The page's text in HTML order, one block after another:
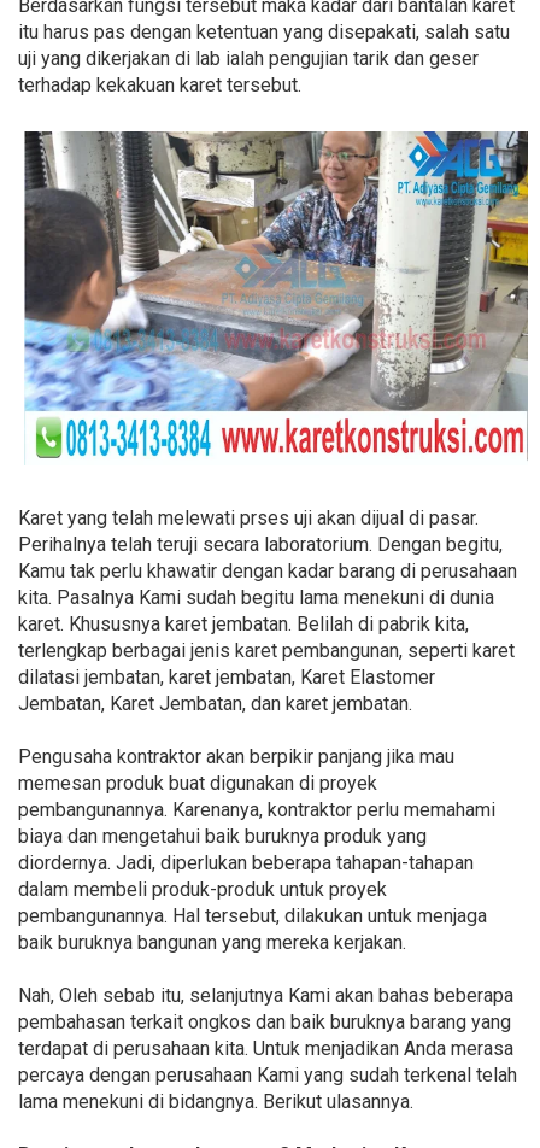
Berdasarkan fungsi tersebut maka kadar dari bantalan karet
itu harus pas dengan ketentuan yang disepakati, salah satu
uji yang dikerjakan di lab ialah pengujian tarik dan geser
terhadap kekakuan karet tersebut.
Karet yang telah melewati prses uji akan dijual di pasar.
Perihalnya telah teruji secara laboratorium. Dengan begitu,
Kamu tak perlu khawatir dengan kadar barang di perusahaan
kita. Pasalnya Kami sudah begitu lama menekuni di dunia
karet. Khususnya karet jembatan. Belilah di pabrik kita,
terlengkap berbagai jenis karet pembangunan, seperti karet
dilatasi jembatan, karet jembatan, Karet Elastomer
Jembatan, Karet Jembatan, dan karet jembatan.
Pengusaha kontraktor akan berpikir panjang jika mau
memesan produk buat digunakan di proyek
pembangunannya. Karenanya, kontraktor perlu memahami
biaya dan mengetahui baik buruknya produk yang
diordernya. Jadi, diperlukan beberapa tahapan-tahapan
dalam membeli produk-produk untuk proyek
pembangunannya. Hal tersebut, dilakukan untuk menjaga
baik buruknya bangunan yang mereka kerjakan.
Nah, Oleh sebab itu, selanjutnya Kami akan bahas beberapa
pembahasan terkait ongkos dan baik buruknya barang yang
terdapat di perusahaan kita. Untuk menjadikan Anda merasa
percaya dengan perusahaan Kami yang sudah terkenal telah
lama menekuni di bidangnya. Berikut ulasannya.